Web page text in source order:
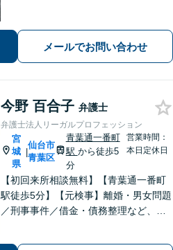
談料30分1,100円】【大町西公園駅1
分】【夜間・休日対応可能】
メールでお問い合わせ
今野 百合子 弁護士
弁護士法人リーガルプロフェッション
宮
城
県
|
仙台市
青葉区
青葉通一番町
駅 から徒歩5
分
営業時間：
本日定休日
【初回来所相談無料】【青葉通一番町
駅徒歩5分】【元検事】離婚・男女問題
／刑事事件／借金・債務整理など、あ